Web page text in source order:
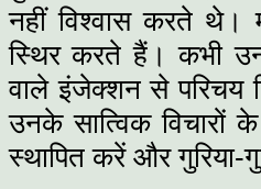
नहीं विश्‍वास करते थे।
स्थिर करते हैं। कभी उनके
वाले इंजेक्‍शन से परिचय
उनके सात्विक विचारों
स्‍थापित करें और गुरिया-